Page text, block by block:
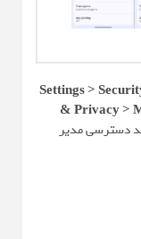
Settings >
& Privacy
دسترسی مدیر